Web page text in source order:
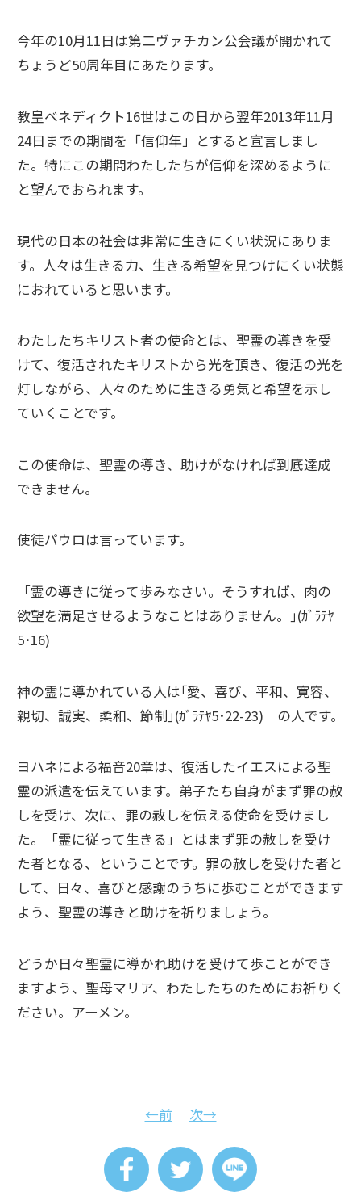
今年の10月11日は第二ヴァチカン公会議が開かれて
ちょうど50周年目にあたります。
教皇ベネディクト16世はこの日から翌年2013年11月
24日までの期間を「信仰年」とすると宣言しまし
た。特にこの期間わたしたちが信仰を深めるように
と望んでおられます。
現代の日本の社会は非常に生きにくい状況にありま
す。人々は生きる力、生きる希望を見つけにくい状態
におれていると思います。
わたしたちキリスト者の使命とは、聖霊の導きを受
けて、復活されたキリストから光を頂き、復活の光を
灯しながら、人々のために生きる勇気と希望を示し
ていくことです。
この使命は、聖霊の導き、助けがなければ到底達成
できません。
使徒パウロは言っています。
「霊の導きに従って歩みなさい。そうすれば、肉の
欲望を満足させるようなことはありません。｣(ｶﾞﾗﾃﾔ
5･16)
神の霊に導かれている人は｢愛、喜び、平和、寛容、
親切、誠実、柔和、節制｣(ｶﾞﾗﾃﾔ5･22-23) の人です。
ヨハネによる福音20章は、復活したイエスによる聖
霊の派遣を伝えています。弟子たち自身がまず罪の赦
しを受け、次に、罪の赦しを伝える使命を受けまし
た。「霊に従って生きる」とはまず罪の赦しを受け
た者となる、ということです。罪の赦しを受けた者と
して、日々、喜びと感謝のうちに歩むことができます
よう、聖霊の導きと助けを祈りましょう。
どうか日々聖霊に導かれ助けを受けて歩ことができ
ますよう、聖母マリア、わたしたちのためにお祈りく
ださい。アーメン。
←前 次→